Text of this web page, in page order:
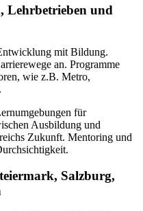
Lehrbetrieben und
mit Bildung.
an. Programme
wie z.B. Metro,
für
Ausbildung und
Zukunft. Mentoring und
Salzburg,